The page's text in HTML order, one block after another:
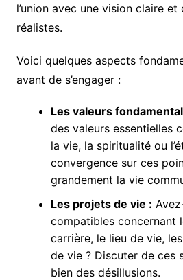
l’union avec une vision claire
réalistes.
Voici quelques aspects
avant de s’engager :
Les valeurs
des valeurs essentielles
la vie, la spiritualité ou
convergence sur ces
grandement la vie
Les projets de vie :
compatibles concernant
carrière, le lieu de vie,
de vie ? Discuter de ces
bien des désillusions.